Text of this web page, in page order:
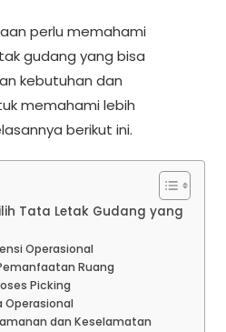
perlu memahami
gudang yang bisa
kebutuhan dan
memahami lebih
berikut ini.
Tata Letak Gudang yang
Operasional
Ruang
Picking
Operasional
dan Keselamatan